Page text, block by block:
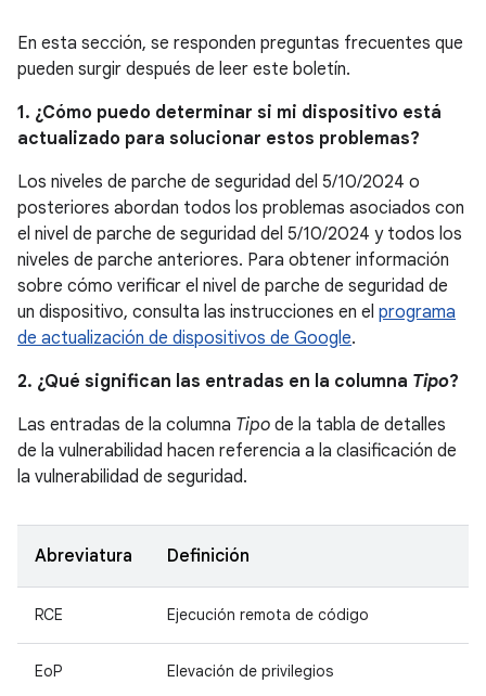
En esta sección, se responden preguntas frecuentes que
pueden surgir después de leer este boletín.
1. ¿Cómo puedo determinar si mi dispositivo está
actualizado para solucionar estos problemas?
Los niveles de parche de seguridad del 5/10/2024 o
posteriores abordan todos los problemas asociados con
el nivel de parche de seguridad del 5/10/2024 y todos los
niveles de parche anteriores. Para obtener información
sobre cómo verificar el nivel de parche de seguridad de
un dispositivo, consulta las instrucciones en el programa
de actualización de dispositivos de Google.
2. ¿Qué significan las entradas en la columna Tipo?
Las entradas de la columna Tipo de la tabla de detalles
de la vulnerabilidad hacen referencia a la clasificación de
la vulnerabilidad de seguridad.
Abreviatura Definición
RCE Ejecución remota de código
EoP Elevación de privilegios